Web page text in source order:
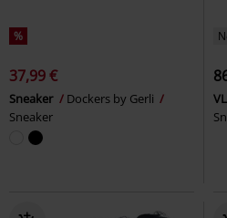
%
37,99 €
Sneaker
Dockers by Gerli
Sneaker